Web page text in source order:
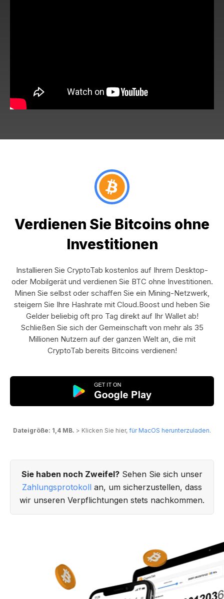
Verdienen Sie Bitcoins ohne
Investitionen
Installieren Sie CryptoTab kostenlos auf Ihrem Desktop-
oder Mobilgerät und verdienen Sie BTC ohne Investitionen.
Minen Sie selbst oder schaffen Sie ein Mining-Netzwerk,
steigern Sie Ihre Hashrate mit Cloud.Boost und heben Sie
Gelder beliebig oft pro Tag direkt auf Ihr Wallet ab!
Schließen Sie sich der Gemeinschaft von mehr als 35
Millionen Nutzern auf der ganzen Welt an, die mit
CryptoTab bereits Bitcoins verdienen!
Dateigröße: 1,4 MB. > Klicken Sie hier, für MacOS herunterzuladen.
Sie haben noch Zweifel? Sehen Sie sich unser
Zahlungsprotokoll an, um sicherzustellen, dass
wir unseren Verpflichtungen stets nachkommen.